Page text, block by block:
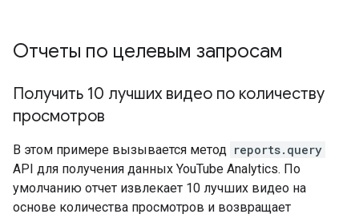
Отчеты по целевым запросам
Получить 10 лучших видео по количеству
просмотров
В этом примере вызывается метод reports.query
API для получения данных YouTube Analytics. По
умолчанию отчет извлекает 10 лучших видео на
основе количества просмотров и возвращает